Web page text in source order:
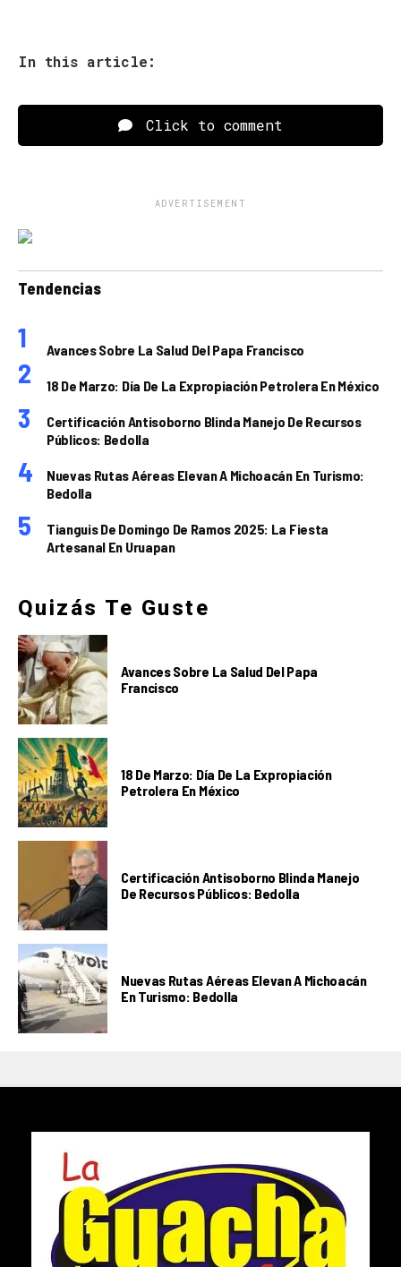
In this article:
Click to comment
ADVERTISEMENT
Tendencias
Avances Sobre La Salud Del Papa Francisco
18 De Marzo: Día De La Expropiación Petrolera En México
Certificación Antisoborno Blinda Manejo De Recursos
Públicos: Bedolla
Nuevas Rutas Aéreas Elevan A Michoacán En Turismo:
Bedolla
Tianguis De Domingo De Ramos 2025: La Fiesta
Artesanal En Uruapan
Quizás Te Guste
Avances Sobre La Salud Del Papa
Francisco
18 De Marzo: Día De La Expropiación
Petrolera En México
Certificación Antisoborno Blinda Manejo
De Recursos Públicos: Bedolla
Nuevas Rutas Aéreas Elevan A Michoacán
En Turismo: Bedolla